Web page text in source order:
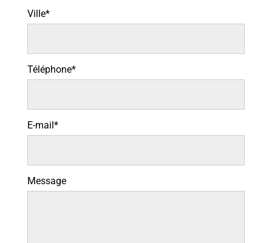
Ville*
Téléphone*
E-mail*
Message